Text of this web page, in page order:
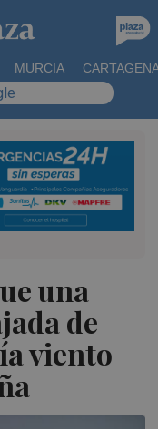
MURCIA
una
de
viento